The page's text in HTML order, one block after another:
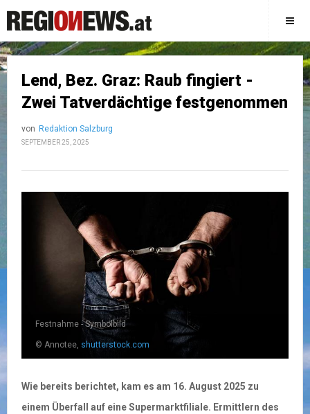
Lend, Bez. Graz: Raub fingiert -
Zwei Tatverdächtige festgenommen
von Redaktion Salzburg
SEPTEMBER 25, 2025
Festnahme - Symbolbild
© Annotee, shutterstock.com
Wie bereits berichtet, kam es am 16. August 2025 zu
einem Überfall auf eine Supermarktfiliale. Ermittlern des